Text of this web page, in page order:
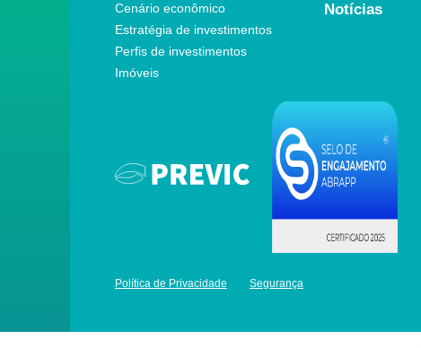
Cenário econômico
Estratégia de investimentos
Perfis de investimentos
Imóveis
Notícias
Política de Privacidade Segurança